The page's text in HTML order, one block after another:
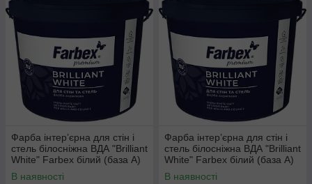
Фарба інтер’єрна для стін і
стель білосніжна ВДА "Brilliant
White" Farbex білий (база А)
1.4 кг
В наявності
Фарба інтер’єрна для стін і
стель білосніжна ВДА "Brilliant
White" Farbex білий (база А)
7 кг
В наявності